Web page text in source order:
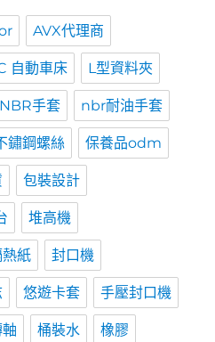
AVX代理商
自動車床 L型資料夾
NBR手套 nbr耐油手套
鏽鋼螺絲 保養品odm
包裝設計
堆高機
紙 封口機
悠遊卡套 手壓封口機
桶裝水 橡膠